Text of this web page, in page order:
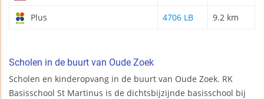
Plus 4706 LB 9.2 km
Scholen in de buurt van Oude Zoek
Scholen en kinderopvang in de buurt van Oude Zoek. RK
Basisschool St Martinus is de dichtsbijzijnde basisschool bij